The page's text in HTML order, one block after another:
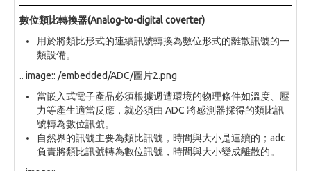
數位類比轉換器(Analog-to-digital coverter)
用於將類比形式的連續訊號轉換為數位形式的離散訊號的一
類設備。
.. image:: /embedded/ADC/圖片2.png
當嵌入式電子產品必須根據週遭環境的物理條件如溫度、壓
力等產生適當反應，就必須由 ADC 將感測器採得的類比訊
號轉為數位訊號。
自然界的訊號主要為類比訊號，時間與大小是連續的；adc
負責將類比訊號轉為數位訊號，時間與大小變成離散的。